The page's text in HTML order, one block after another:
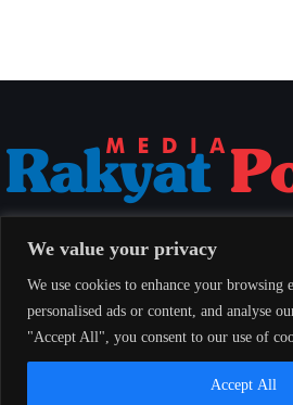
We value your privacy
We use cookies to enhance your browsing
personalised ads or content, and analyse
"Accept All", you consent to our use of
Accept All
berimbang untuk seluruh masyarakat Indonesia.
Redaksi Pedoman Pemberitaan Media